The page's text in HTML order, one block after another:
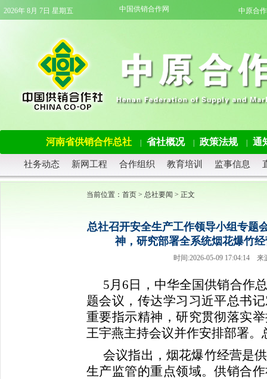
2026年 8月 7日 星期五 中国供销合作网 中原合
河南省供销合作总社 省社概况 政策法规 通
社务动态 新网工程 合作组织 教育培训 监事信息
当前位置： 首页 > 总社要闻 > 正文
总社召开安全生产工作领导小组专题
神，研究部署全系统烟花爆竹
时间:2026-05-09 17:04:14
5月6日，中华全国供销合作
题会议，传达学习习近平总书
重要指示精神，研究贯彻落实
王宇燕主持会议并作安排部署
会议指出，烟花爆竹经营是
生产监管的重点领域。供销合